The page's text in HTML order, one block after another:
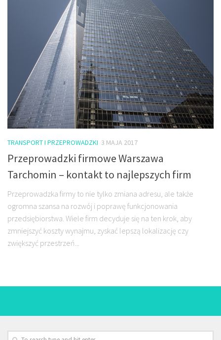
TRANSPORT I PRZEPROWADZKI 3 MAJA 2017
Przeprowadzki firmowe Warszawa
Tarchomin – kontakt to najlepszych firm
Przeprowadzka firmy to nie tylko zmiana adresu, ale także
ogromna szansa na rozwój i poprawę funkcjonowania
przedsiębiorstwa. Wiele firm decyduje się na ten krok, aby
zmniejszyć koszty wynajmu, zyskać lepszą lokalizację czy
zwiększyć przestrzeń...